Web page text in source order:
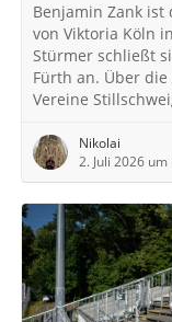
Benjamin Zank ist
von Viktoria Köln
Stürmer schließt
Fürth an. Über
Vereine
Nikolai
2. Juli 2026 um